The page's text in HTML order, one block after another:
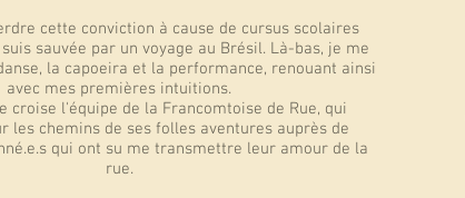
cette conviction à cause de cursus scolaires
sauvée par un voyage au Brésil. Là-bas, je me
la capoeira et la performance, renouant ainsi
avec mes premières intuitions.
croise l'équipe de la Francomtoise de Rue, qui
les chemins de ses folles aventures auprès de
qui ont su me transmettre leur amour de la
rue.